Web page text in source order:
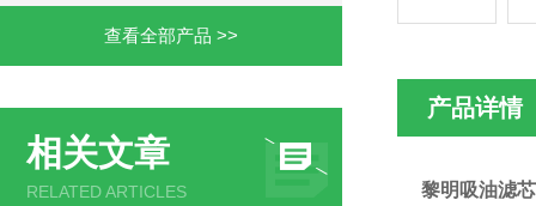
查看全部产品 >>
相关文章
RELATED ARTICLES
产品详情
黎明吸油滤